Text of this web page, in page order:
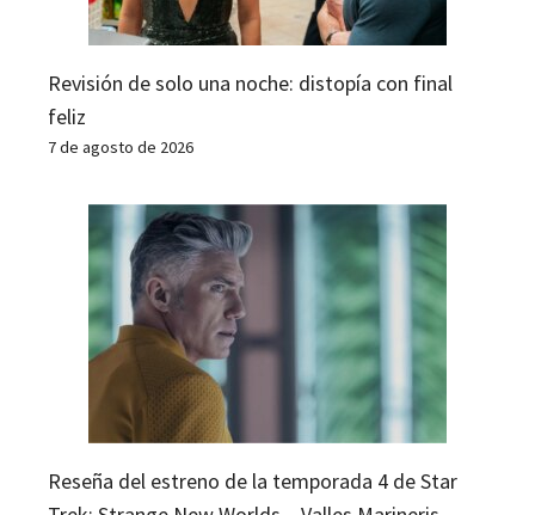
Revisión de solo una noche: distopía con final
feliz
7 de agosto de 2026
Reseña del estreno de la temporada 4 de Star